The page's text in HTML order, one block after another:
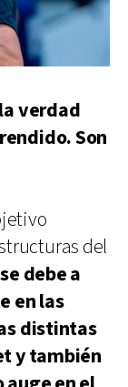
verdad
Son
del
debe a
en las
distintas
y también